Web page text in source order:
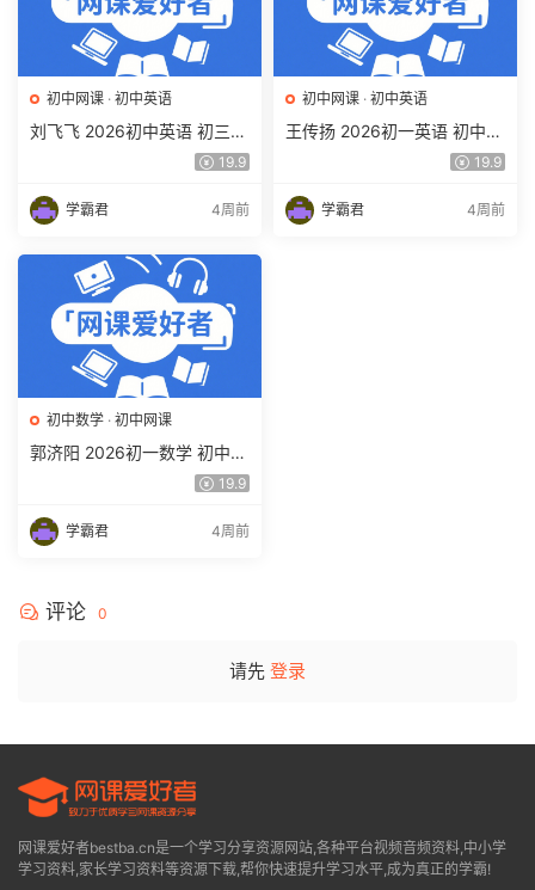
初中网课 · 初中英语
刘飞飞 2026初中英语 初三英
语培训班（秋上秋下·全国版·
19.9
学霸君 4周前
初中网课 · 初中英语
王传扬 2026初一英语 初中英
语春上 双语素养自主学习·TY·
19.9
学霸君 4周前
初中数学 · 初中网课
郭济阳 2026初一数学 初中数
学春上 数理思维自主学习·BS
19.9
学霸君 4周前
评论 0
请先 登录
网课爱好者bestba.cn是一个学习分享资源网站,各种平台视频音频资料,中小学
学习资料,家长学习资料等资源下载,帮你快速提升学习水平,成为真正的学霸!